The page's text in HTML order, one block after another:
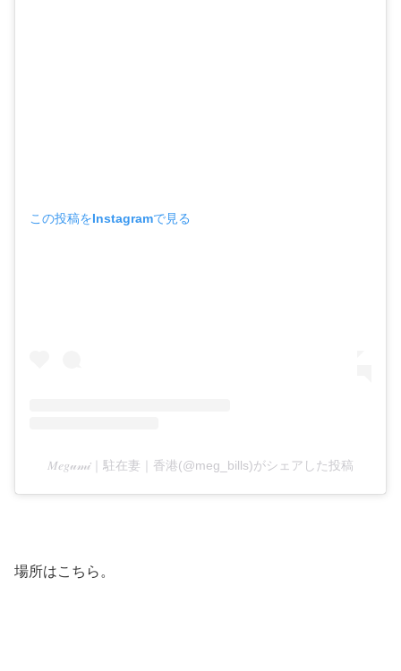
この投稿をInstagramで見る
𝑀𝑒𝑔𝓊𝓂𝒾｜駐在妻｜香港(@meg_bills)がシェアした投稿
場所はこちら。